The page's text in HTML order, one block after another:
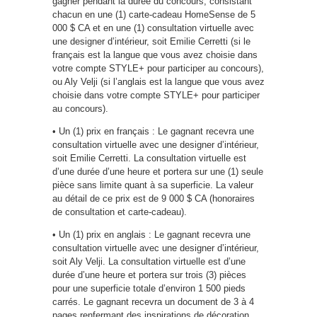
chacun en une (1) carte-cadeau HomeSense de 5
000 $ CA et en une (1) consultation virtuelle avec
une designer d’intérieur, soit Emilie Cerretti (si le
français est la langue que vous avez choisie dans
votre compte STYLE+ pour participer au concours),
ou Aly Velji (si l’anglais est la langue que vous avez
choisie dans votre compte STYLE+ pour participer
au concours).
• Un (1) prix en français : Le gagnant recevra une
consultation virtuelle avec une designer d’intérieur,
soit Emilie Cerretti. La consultation virtuelle est
d’une durée d’une heure et portera sur une (1) seule
pièce sans limite quant à sa superficie. La valeur
au détail de ce prix est de 9 000 $ CA (honoraires
de consultation et carte-cadeau).
• Un (1) prix en anglais : Le gagnant recevra une
consultation virtuelle avec une designer d’intérieur,
soit Aly Velji. La consultation virtuelle est d’une
durée d’une heure et portera sur trois (3) pièces
pour une superficie totale d’environ 1 500 pieds
carrés. Le gagnant recevra un document de 3 à 4